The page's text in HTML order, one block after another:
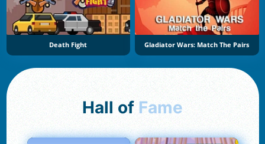
Death Fight Gladiator Wars: Match The Pairs
Hall of Fame